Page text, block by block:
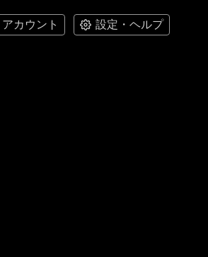
アカウント 設定・ヘルプ